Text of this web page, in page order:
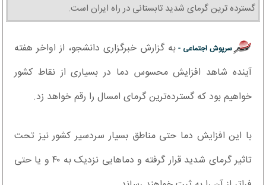
گسترده ترین گرمای شدید تابستانی در راه ایران است.
سرپوش اجتماعی -به گزارش خبرگزاری دانشجو، از اواخر هفته
آینده شاهد افزایش محسوس دما در بسیاری از نقاط کشور
خواهیم بود که گسترده‌ترین گرمای امسال را رقم خواهد زد.
با این افزایش دما حتی مناطق بسیار سردسیر کشور نیز تحت
تاثیر گرمای شدید قرار گرفته و دماهایی نزدیک به ۴۰ و یا حتی